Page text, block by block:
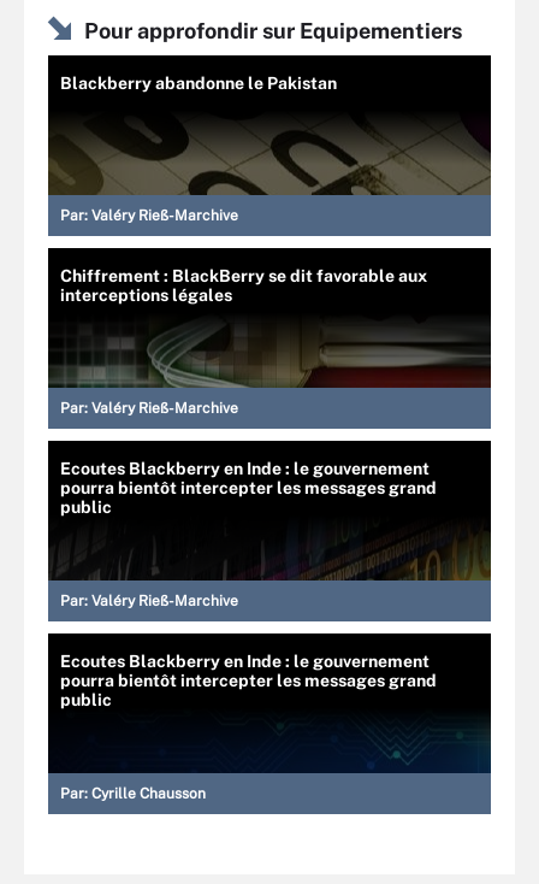
Pour approfondir sur Equipementiers
Blackberry abandonne le Pakistan
Par: Valéry Rieß-Marchive
Chiffrement : BlackBerry se dit favorable aux
interceptions légales
Par: Valéry Rieß-Marchive
Ecoutes Blackberry en Inde : le gouvernement
pourra bientôt intercepter les messages grand
public
Par: Valéry Rieß-Marchive
Ecoutes Blackberry en Inde : le gouvernement
pourra bientôt intercepter les messages grand
public
Par: Cyrille Chausson